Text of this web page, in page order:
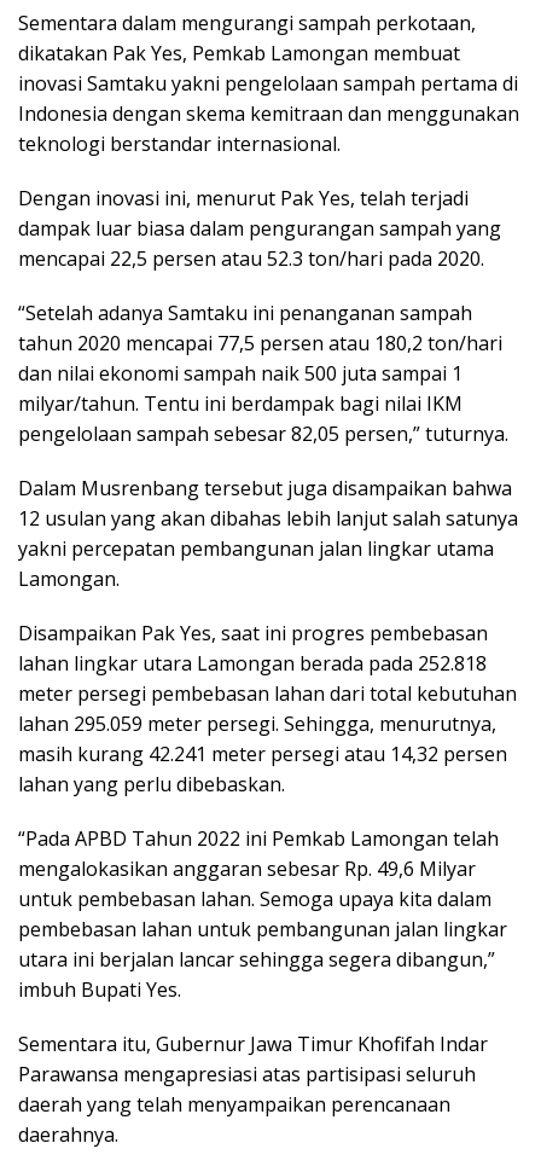
Sementara dalam mengurangi sampah perkotaan,
dikatakan Pak Yes, Pemkab Lamongan membuat
inovasi Samtaku yakni pengelolaan sampah pertama di
Indonesia dengan skema kemitraan dan menggunakan
teknologi berstandar internasional.
Dengan inovasi ini, menurut Pak Yes, telah terjadi
dampak luar biasa dalam pengurangan sampah yang
mencapai 22,5 persen atau 52.3 ton/hari pada 2020.
“Setelah adanya Samtaku ini penanganan sampah
tahun 2020 mencapai 77,5 persen atau 180,2 ton/hari
dan nilai ekonomi sampah naik 500 juta sampai 1
milyar/tahun. Tentu ini berdampak bagi nilai IKM
pengelolaan sampah sebesar 82,05 persen,” tuturnya.
Dalam Musrenbang tersebut juga disampaikan bahwa
12 usulan yang akan dibahas lebih lanjut salah satunya
yakni percepatan pembangunan jalan lingkar utama
Lamongan.
Disampaikan Pak Yes, saat ini progres pembebasan
lahan lingkar utara Lamongan berada pada 252.818
meter persegi pembebasan lahan dari total kebutuhan
lahan 295.059 meter persegi. Sehingga, menurutnya,
masih kurang 42.241 meter persegi atau 14,32 persen
lahan yang perlu dibebaskan.
“Pada APBD Tahun 2022 ini Pemkab Lamongan telah
mengalokasikan anggaran sebesar Rp. 49,6 Milyar
untuk pembebasan lahan. Semoga upaya kita dalam
pembebasan lahan untuk pembangunan jalan lingkar
utara ini berjalan lancar sehingga segera dibangun,”
imbuh Bupati Yes.
Sementara itu, Gubernur Jawa Timur Khofifah Indar
Parawansa mengapresiasi atas partisipasi seluruh
daerah yang telah menyampaikan perencanaan
daerahnya.